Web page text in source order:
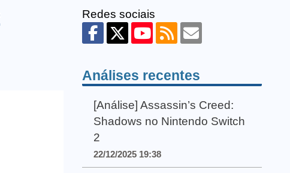
Redes sociais
Análises recentes
[Análise] Assassin’s Creed:
Shadows no Nintendo Switch
2
22/12/2025 19:38